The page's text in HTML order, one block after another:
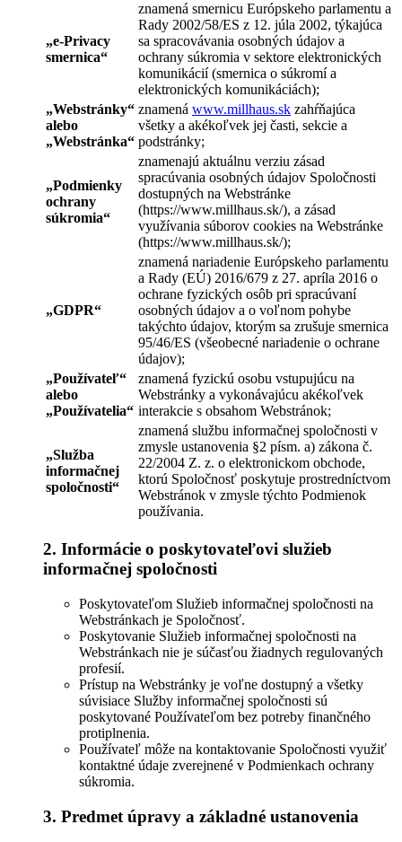
„e-Privacy
smernica“
znamená smernicu Európskeho parlamentu a
Rady 2002/58/ES z 12. júla 2002, týkajúca
sa spracovávania osobných údajov a
ochrany súkromia v sektore elektronických
komunikácií (smernica o súkromí a
elektronických komunikáciách);
„Webstránky“
alebo
„Webstránka“
znamená www.millhaus.sk zahŕňajúca
všetky a akékoľvek jej časti, sekcie a
podstránky;
„Podmienky
ochrany
súkromia“
znamenajú aktuálnu verziu zásad
spracúvania osobných údajov Spoločnosti
dostupných na Webstránke
(https://www.millhaus.sk/), a zásad
využívania súborov cookies na Webstránke
(https://www.millhaus.sk/);
„GDPR“
znamená nariadenie Európskeho parlamentu
a Rady (EÚ) 2016/679 z 27. apríla 2016 o
ochrane fyzických osôb pri spracúvaní
osobných údajov a o voľnom pohybe
takýchto údajov, ktorým sa zrušuje smernica
95/46/ES (všeobecné nariadenie o ochrane
údajov);
„Používateľ“
alebo
„Používatelia“
znamená fyzickú osobu vstupujúcu na
Webstránky a vykonávajúcu akékoľvek
interakcie s obsahom Webstránok;
„Služba
informačnej
spoločnosti“
znamená službu informačnej spoločnosti v
zmysle ustanovenia §2 písm. a) zákona č.
22/2004 Z. z. o elektronickom obchode,
ktorú Spoločnosť poskytuje prostredníctvom
Webstránok v zmysle týchto Podmienok
používania.
2. Informácie o poskytovateľovi služieb
informačnej spoločnosti
Poskytovateľom Služieb informačnej spoločnosti na
Webstránkach je Spoločnosť.
Poskytovanie Služieb informačnej spoločnosti na
Webstránkach nie je súčasťou žiadnych regulovaných
profesií.
Prístup na Webstránky je voľne dostupný a všetky
súvisiace Služby informačnej spoločnosti sú
poskytované Používateľom bez potreby finančného
protiplnenia.
Používateľ môže na kontaktovanie Spoločnosti využiť
kontaktné údaje zverejnené v Podmienkach ochrany
súkromia.
3. Predmet úpravy a základné ustanovenia